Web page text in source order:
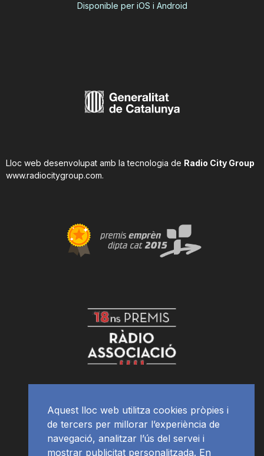
Disponible per iOS i Android
Lloc web desenvolupat amb la tecnologia de Radio City Group
www.radiocitygroup.com.
Aquest lloc web utilitza cookies pròpies i
de tercers per millorar l’experiència de
navegació, analitzar l’ús del servei i
mostrar publicitat personalitzada. En